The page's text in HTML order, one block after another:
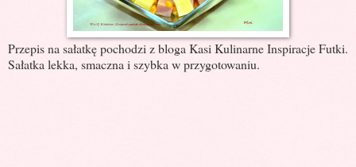
Przepis na sałatkę pochodzi z bloga Kasi Kulinarne Inspiracje Futki.
Sałatka lekka, smaczna i szybka w przygotowaniu.